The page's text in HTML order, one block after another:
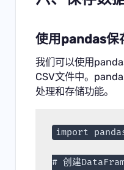
使用pandas保
我们可以使用
CSV文件中。
处理和存储功能。
import
# 创建